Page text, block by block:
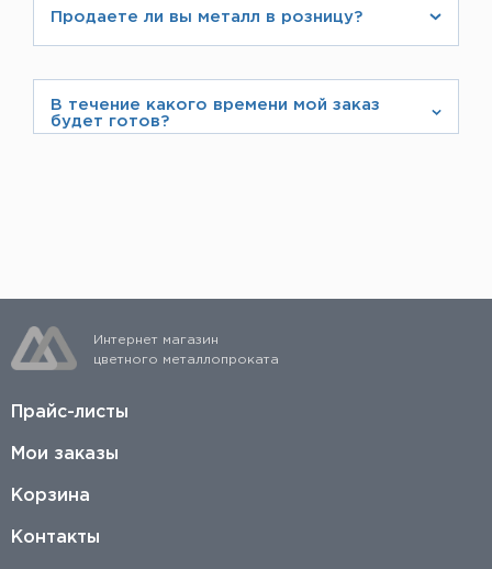
руководством компании после консультации с
Продаете ли вы металл в розницу?
В течение какого времени мой заказ
будет готов?
Интернет магазин
цветного металлопроката
Прайс-листы
Мои заказы
Корзина
Контакты